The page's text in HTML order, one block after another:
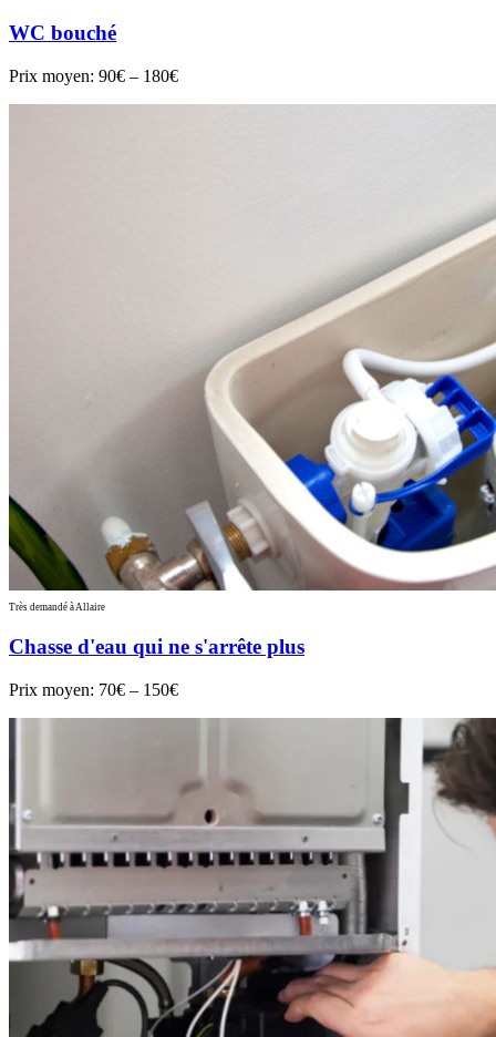
WC bouché
Prix moyen: 90€ – 180€
Très demandé à Allaire
Chasse d'eau qui ne s'arrête plus
Prix moyen: 70€ – 150€